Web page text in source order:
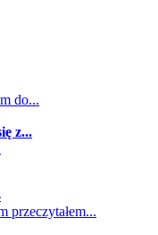
do...
z...
przeczytałem...